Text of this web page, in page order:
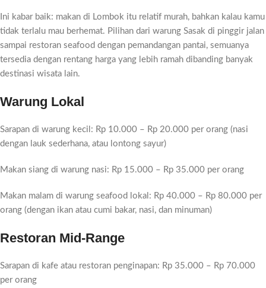
Ini kabar baik: makan di Lombok itu relatif murah, bahkan kalau kamu
tidak terlalu mau berhemat. Pilihan dari warung Sasak di pinggir jalan
sampai restoran seafood dengan pemandangan pantai, semuanya
tersedia dengan rentang harga yang lebih ramah dibanding banyak
destinasi wisata lain.
Warung Lokal
Sarapan di warung kecil: Rp 10.000 – Rp 20.000 per orang (nasi
dengan lauk sederhana, atau lontong sayur)
Makan siang di warung nasi: Rp 15.000 – Rp 35.000 per orang
Makan malam di warung seafood lokal: Rp 40.000 – Rp 80.000 per
orang (dengan ikan atau cumi bakar, nasi, dan minuman)
Restoran Mid-Range
Sarapan di kafe atau restoran penginapan: Rp 35.000 – Rp 70.000
per orang